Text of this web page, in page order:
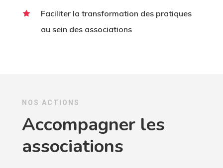
Faciliter la transformation des pratiques
au sein des associations
NOS ACTIONS
Accompagner les
associations